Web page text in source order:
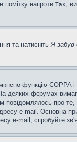
помітку напроти Так,
та натиснітьЯ забув
функцію COPPA
деяких форумах
повідомлялось про
e-mail. Основна
e-mail, спробуйте